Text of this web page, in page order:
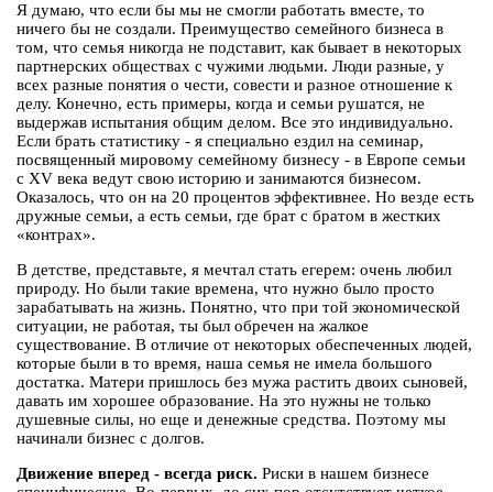
Я думаю, что если бы мы не смогли работать вместе, то
ничего бы не создали. Преимущество семейного бизнеса в
том, что семья никогда не подставит, как бывает в некоторых
партнерских обществах с чужими людьми. Люди разные, у
всех разные понятия о чести, совести и разное отношение к
делу. Конечно, есть примеры, когда и семьи рушатся, не
выдержав испытания общим делом. Все это индивидуально.
Если брать статистику - я специально ездил на семинар,
посвященный мировому семейному бизнесу - в Европе семьи
с XV века ведут свою историю и занимаются бизнесом.
Оказалось, что он на 20 процентов эффективнее. Но везде есть
дружные семьи, а есть семьи, где брат с братом в жестких
«контрах».
В детстве, представьте, я мечтал стать егерем: очень любил
природу. Но были такие времена, что нужно было просто
зарабатывать на жизнь. Понятно, что при той экономической
ситуации, не работая, ты был обречен на жалкое
существование. В отличие от некоторых обеспеченных людей,
которые были в то время, наша семья не имела большого
достатка. Матери пришлось без мужа растить двоих сыновей,
давать им хорошее образование. На это нужны не только
душевные силы, но еще и денежные средства. Поэтому мы
начинали бизнес с долгов.
Движение вперед - всегда риск. Риски в нашем бизнесе